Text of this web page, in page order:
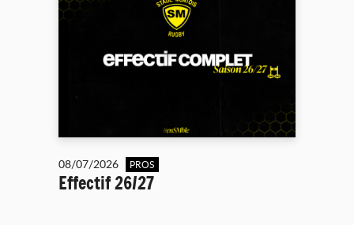
08/07/2026 PROS
Effectif 26/27